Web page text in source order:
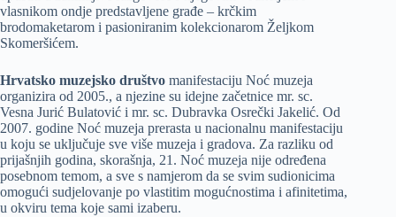
vlasnikom ondje predstavljene građe – krčkim
brodomaketarom i pasioniranim kolekcionarom Željkom
Skomeršićem.
Hrvatsko muzejsko društvo manifestaciju Noć muzeja
organizira od 2005., a njezine su idejne začetnice mr. sc.
Vesna Jurić Bulatović i mr. sc. Dubravka Osrečki Jakelić. Od
2007. godine Noć muzeja prerasta u nacionalnu manifestaciju
u koju se uključuje sve više muzeja i gradova. Za razliku od
prijašnjih godina, skorašnja, 21. Noć muzeja nije određena
posebnom temom, a sve s namjerom da se svim sudionicima
omogući sudjelovanje po vlastitim mogućnostima i afinitetima,
u okviru tema koje sami izaberu.